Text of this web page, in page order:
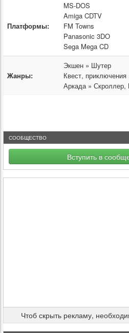
Платформы:
MS-DOS
Amiga CDTV
FM Towns
Panasonic 3DO
Sega Mega CD
Жанры:
Экшен » Шутер
Квест, приключения
Аркада »
СООБЩЕСТВО
Вступить в
Чтоб скрыть рекламу,